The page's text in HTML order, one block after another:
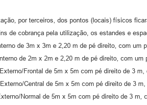
por terceiros, dos pontos (locais) físicos
de cobrança pela utilização, os estandes e
de 3m x 3m e 2,20 m de pé direito, com
de 2m x 2m e 2,20 m de pé direito, com
Externo/Frontal de 5m x 5m com pé direito de 3
Central de 5m x 5m com pé direito de 3
Normal de 5m x 5m com pé direito de 3 m,